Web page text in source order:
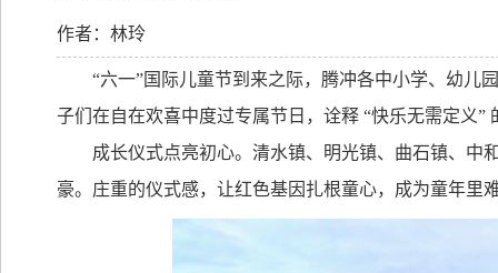
作者：林玲
“六一”国际儿童节到来之际，腾冲各中小学、幼儿
子们在自在欢喜中度过专属节日，诠释 “快乐无需定义”
成长仪式点亮初心。清水镇、明光镇、曲石镇、中
豪。庄重的仪式感，让红色基因扎根童心，成为童年里